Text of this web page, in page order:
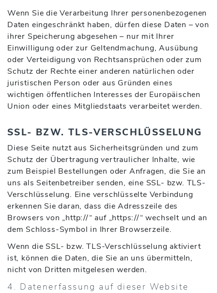
Wenn Sie die Verarbeitung Ihrer personenbezogenen
Daten eingeschränkt haben, dürfen diese Daten – von
ihrer Speicherung abgesehen – nur mit Ihrer
Einwilligung oder zur Geltendmachung, Ausübung
oder Verteidigung von Rechtsansprüchen oder zum
Schutz der Rechte einer anderen natürlichen oder
juristischen Person oder aus Gründen eines
wichtigen öffentlichen Interesses der Europäischen
Union oder eines Mitgliedstaats verarbeitet werden.
SSL- BZW. TLS-VERSCHLÜSSELUNG
Diese Seite nutzt aus Sicherheitsgründen und zum
Schutz der Übertragung vertraulicher Inhalte, wie
zum Beispiel Bestellungen oder Anfragen, die Sie an
uns als Seitenbetreiber senden, eine SSL- bzw. TLS-
Verschlüsselung. Eine verschlüsselte Verbindung
erkennen Sie daran, dass die Adresszeile des
Browsers von „http://“ auf „https://“ wechselt und an
dem Schloss-Symbol in Ihrer Browserzeile.
Wenn die SSL- bzw. TLS-Verschlüsselung aktiviert
ist, können die Daten, die Sie an uns übermitteln,
nicht von Dritten mitgelesen werden.
4. Datenerfassung auf dieser Website